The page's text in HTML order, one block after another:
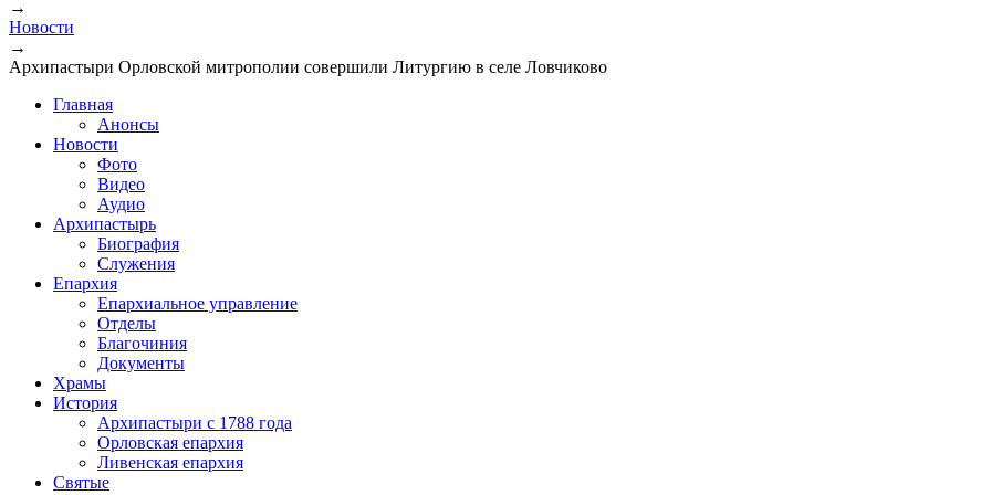
→
Новости
→
Архипастыри Орловской митрополии совершили Литургию в селе Ловчиково
Главная
Анонсы
Новости
Фото
Видео
Аудио
Архипастырь
Биография
Служения
Епархия
Епархиальное управление
Отделы
Благочиния
Документы
Храмы
История
Архипастыри с 1788 года
Орловская епархия
Ливенская епархия
Святые